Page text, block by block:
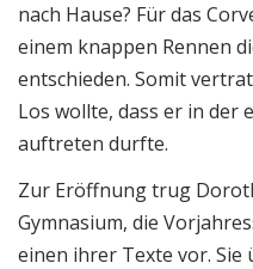
nach Hause? Für das
einem knappen Rennen
entschieden. Somit
Los wollte, dass er in der
auftreten durfte.
Zur Eröffnung trug
Gymnasium, die
einen ihrer Texte vor. Sie